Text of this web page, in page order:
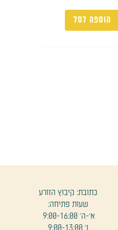
הוספה לסל
כתובת: קיבוץ הזורע
שעות פתיחה:
א׳-ה' 9:00-16:00
ו' 9:00-13:00